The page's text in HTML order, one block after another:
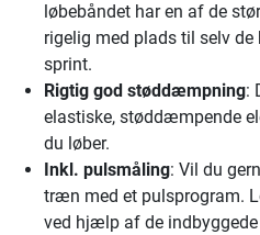
løbebåndet har en af de
rigelig med plads til selv de
sprint.
Rigtig god støddæmpning:
elastiske, støddæmpende
du løber.
Inkl. pulsmåling: Vil du
træn med et pulsprogram.
ved hjælp af de